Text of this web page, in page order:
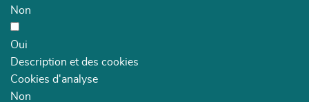
Non
Oui
Description et des cookies
Cookies d'analyse
Non